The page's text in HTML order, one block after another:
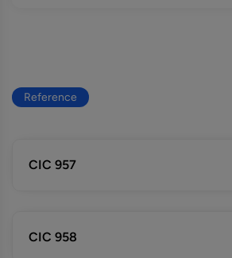
Reference
CIC 957
CIC 958